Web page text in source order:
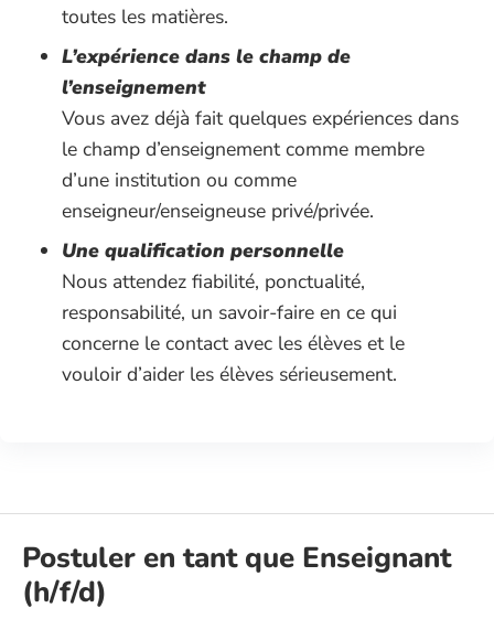
toutes les matières.
L’expérience dans le champ de
l’enseignement
Vous avez déjà fait quelques expériences dans
le champ d’enseignement comme membre
d’une institution ou comme
enseigneur/enseigneuse privé/privée.
Une qualification personnelle
Nous attendez fiabilité, ponctualité,
responsabilité, un savoir-faire en ce qui
concerne le contact avec les élèves et le
vouloir d’aider les élèves sérieusement.
Postuler en tant que Enseignant
(h/f/d)